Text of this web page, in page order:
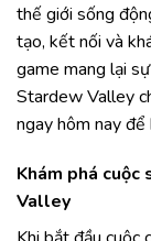
thế giới sống
tạo, kết nối và
game mang lại
Stardew Valley
ngay hôm nay
Khám phá
Valley